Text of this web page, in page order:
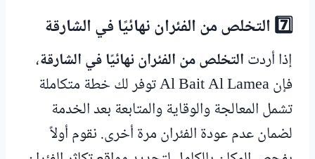
7️⃣ التخلص من الفئران نهائيًا في الشارقة
إذا أردتالتخلص من الفئران نهائيًا في الشارقة،
فإن Al Bait Al Lamea توفر لك خطة متكاملة
تشمل المعالجة والوقاية والمتابعة بعد الخدمة
لضمان عدم عودة الفئران مرة أخرى. نقوم أولاً